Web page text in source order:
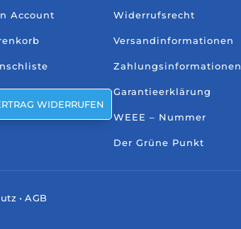
Account
WIDERRUFEN
Widerrufsrecht
Versandinformationen
Zahlungsinformationen
Garantieerklärung
WEEE – Nummer
Der Grüne Punkt
• AGB